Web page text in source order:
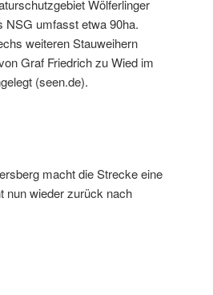
Wölferlinger
NSG umfasst etwa 90ha.
weiteren Stauweihern
Graf Friedrich zu Wied im
(seen.de).
macht die Strecke eine
nun wieder zurück nach